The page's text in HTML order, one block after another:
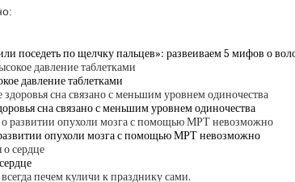
поседеть по щелчку пальцев»: развеиваем 5 мифов о
давление таблетками
сна связано с меньшим уровнем одиночества
опухоли мозга с помощью МРТ невозможно